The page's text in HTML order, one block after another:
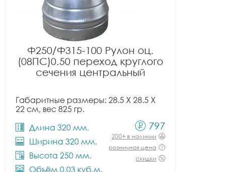
Ф250/Ф315-100 Рулон оц.
(08ПС)0.50 переход круглого
сечения центральный
Габаритные размеры: 28.5 X 28.5 X
22 см, вес 825 гр.
Длина 320 мм.
Ширина 320 мм.
Высота 250 мм.
Объём 0.03 куб.м.
797
200+ в наличии
розничная цена
скидки